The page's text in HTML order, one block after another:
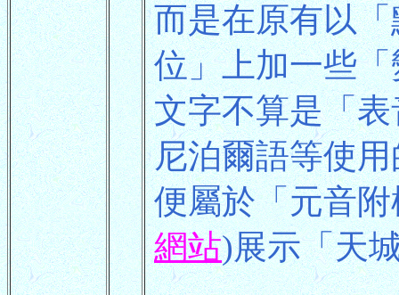
而是在原有以
位」上加一些
文字不算是「
尼泊爾語等使用
便屬於「元音
網站)展示「天